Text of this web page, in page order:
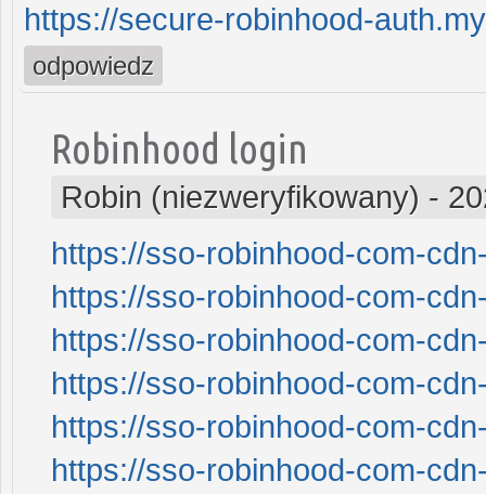
https://secure-robinhood-
odpowiedz
Robinhood login
Robin (niezweryfikowany) -
https://sso-robinhood-com-
https://sso-robinhood-com-
https://sso-robinhood-com-
https://sso-robinhood-com-
https://sso-robinhood-com-
https://sso-robinhood-com-